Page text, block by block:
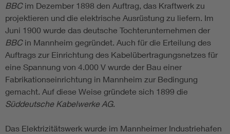
BBCim Dezember 1898 den Auftrag, das Kraftwerk zu
projektieren und die elektrische Ausrüstung zu liefern. Im
Juni 1900 wurde das deutsche Tochterunternehmen der
BBCin Mannheim gegründet. Auch für die Erteilung des
Auftrags zur Einrichtung des Kabelübertragungsnetzes für
eine Spannung von 4.000 V wurde der Bau einer
Fabrikationseinrichtung in Mannheim zur Bedingung
gemacht. Auf diese Weise gründete sich 1899 die
Süddeutsche Kabelwerke AG.
Das Elektrizitätswerk wurde im Mannheimer Industriehafen